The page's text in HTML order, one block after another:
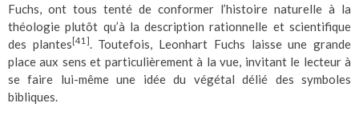
Fuchs, ont tous tenté de conformer l’histoire naturelle à la
théologie plutôt qu’à la description rationnelle et scientifique
des plantes [41]. Toutefois, Leonhart Fuchs laisse une grande
place aux sens et particulièrement à la vue, invitant le lecteur à
se faire lui-même une idée du végétal délié des symboles
bibliques.